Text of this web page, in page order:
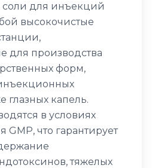
соли для инъекций
высокочистые
для производства
форм,
глазных капель.
в условиях
GMP, что гарантирует
тяжелых